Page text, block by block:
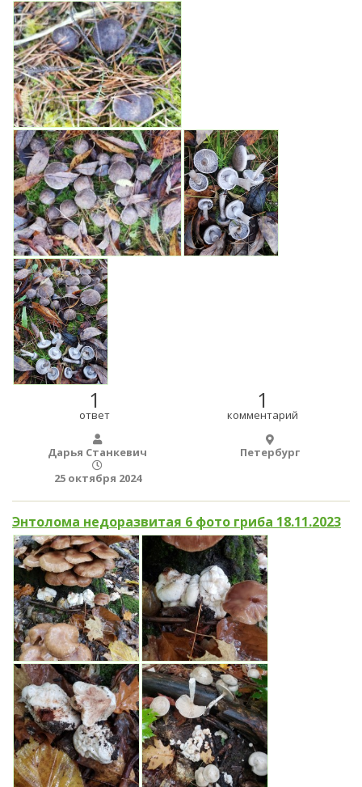
1
ответ
1
комментарий
Дарья Станкевич
Петербург
25 октября 2024
Энтолома недоразвитая 6 фото гриба 18.11.2023